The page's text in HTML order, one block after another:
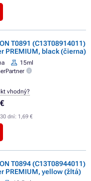
T0891 (C13T08914011)
PREMIUM, black (čierna)
15ml
dní: 1,69 €
vhodný?
T0894 (C13T08944011)
PREMIUM, yellow (žltá)